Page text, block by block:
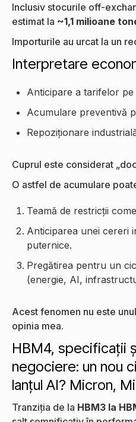
Inclusiv stocurile off-
estimat la ~1,1 milioane
Importurile au urcat la un
Interpretare
Anticipare a tarifelor
Acumulare preventivă
Repoziționare
Cuprul este considerat
O astfel de acumulare
Teamă de restricții
Anticiparea unei cereri
puternice.
Pregătirea pentru un
(energie, AI,
Acest fenomen nu este
opinia mea.
HBM4, specificații
negociere: un nou
lanțul AI? Micron,
Tranziția de la HBM3 la